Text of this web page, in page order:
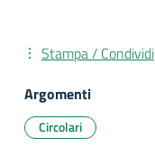
Stampa / Condividi
Argomenti
Circolari